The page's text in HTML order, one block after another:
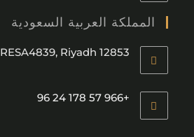
المملكة العربية السعودية
RESA4839, Riyadh 12853
+966 57 178 24 96